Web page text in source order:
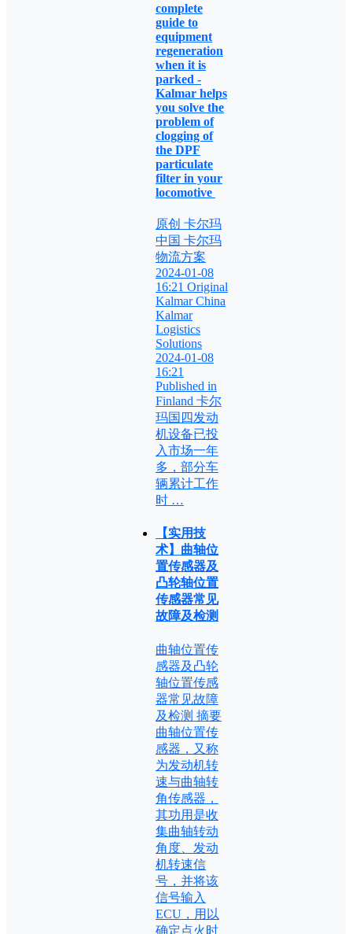
complete
guide to
equipment
regeneration
when it is
parked -
Kalmar helps
you solve the
problem of
clogging of
the DPF
particulate
filter in your
locomotive
原创 卡尔玛
中国 卡尔玛
物流方案
2024-01-08
16:21 Original
Kalmar China
Kalmar
Logistics
Solutions
2024-01-08
16:21
Published in
Finland 卡尔
玛国四发动
机设备已投
入市场一年
多，部分车
辆累计工作
时 …
【实用技
术】曲轴位
置传感器及
凸轮轴位置
传感器常见
故障及检测
曲轴位置传
感器及凸轮
轴位置传感
器常见故障
及检测 摘要
曲轴位置传
感器，又称
为发动机转
速与曲轴转
角传感器，
其功用是收
集曲轴转动
角度、发动
机转速信
号，并将该
信号输入
ECU，用以
确定点火时